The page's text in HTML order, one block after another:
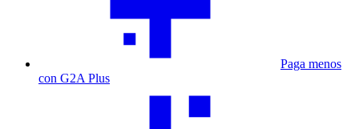
Paga menos
con G2A Plus